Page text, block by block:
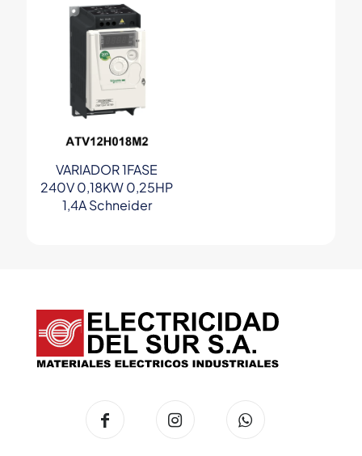
VARIADOR 1FASE
240V 0,18KW 0,25HP
1,4A Schneider